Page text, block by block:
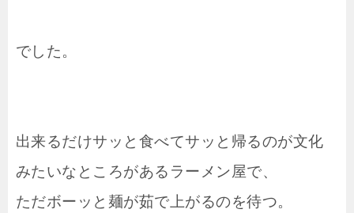
でした。
出来るだけサッと食べてサッと帰るのが文化
みたいなところがあるラーメン屋で、
ただボーッと麺が茹で上がるのを待つ。